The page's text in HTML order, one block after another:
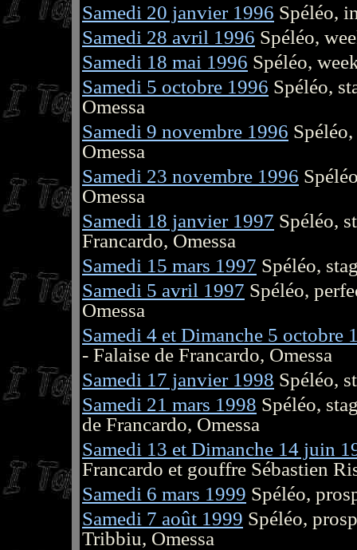
Samedi 20 janvier 1996 Spéléo,
Samedi 28 avril 1996 Spéléo,
Samedi 18 mai 1996 Spéléo,
Samedi 5 octobre 1996 Spéléo,
Omessa
Samedi 9 novembre 1996
Omessa
Samedi 23 novembre 1996
Omessa
Samedi 18 janvier 1997 Spéléo,
Francardo, Omessa
Samedi 15 mars 1997 Spéléo,
Samedi 5 avril 1997 Spéléo,
Omessa
Samedi 4 et Dimanche 5 octobre
- Falaise de Francardo, Omessa
Samedi 17 janvier 1998 Spéléo,
Samedi 21 mars 1998 Spéléo,
de Francardo, Omessa
Samedi 13 et Dimanche 14 juin
Francardo et gouffre Sébastien
Samedi 6 mars 1999 Spéléo,
Samedi 7 août 1999 Spéléo,
Tribbiu, Omessa